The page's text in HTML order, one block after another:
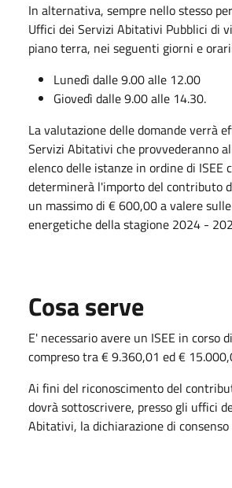
In alternativa, sempre nello stesso
Uffici dei Servizi Abitativi Pubblici di
piano terra, nei seguenti giorni e
Lunedì dalle 9.00 alle 12.00
Giovedì dalle 9.00 alle 14.30.
La valutazione delle domande verrà
Servizi Abitativi che provvederanno
elenco delle istanze in ordine di ISEE
determinerà l'importo del contributo
un massimo di € 600,00 a valere
energetiche della stagione 2024 -
Cosa serve
E' necessario avere un ISEE in corso
compreso tra € 9.360,01 ed €
Ai fini del riconoscimento del
dovrà sottoscrivere, presso gli uffici
Abitativi, la dichiarazione di